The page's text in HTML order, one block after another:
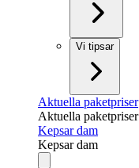
Vi tipsar
Aktuella paketpriser
Aktuella paketpriser
Kepsar dam
Kepsar dam